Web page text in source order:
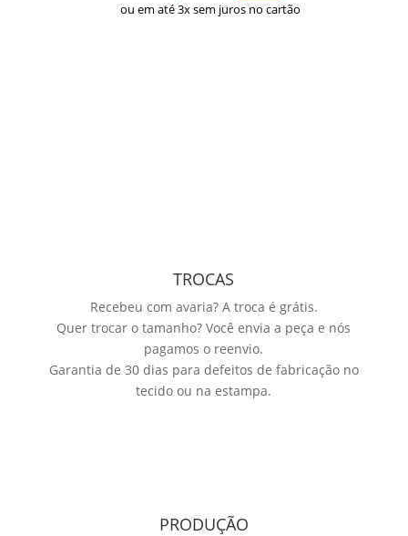
ou em até 3x sem juros no cartão
TROCAS
Recebeu com avaria? A troca é grátis.
Quer trocar o tamanho? Você envia a peça e nós
pagamos o reenvio.
Garantia de 30 dias para defeitos de fabricação no
tecido ou na estampa.
PRODUÇÃO